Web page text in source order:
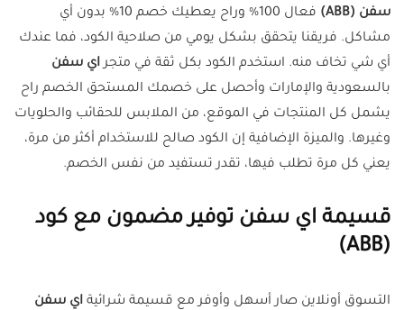
سفن (ABB)
فعال 100% وراح يعطيك خصم 10% بدون أي
مشاكل. فريقنا يتحقق بشكل يومي من صلاحية الكود، فما عندك
أي شي تخاف منه. استخدم الكود بكل ثقة في متجراي سفن
بالسعودية والإمارات وأحصل على خصمك المستحق الخصم راح
يشمل كل المنتجات في الموقع، من الملابس للحقائب والحلويات
وغيرها. والميزة الإضافية إن الكود صالح للاستخدام أكثر من مرة،
يعني كل مرة تطلب فيها، تقدر تستفيد من نفس الخصم.
قسيمة اي سفن توفير مضمون مع كود
(ABB)
التسوق أونلاين صار أسهل وأوفر مع قسيمة شرائية اي سفن